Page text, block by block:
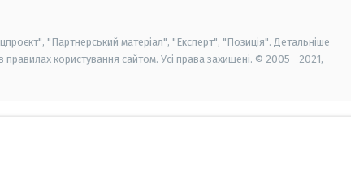
"Партнерський матеріал", "Експерт", "Позиція". Детальніше
користування сайтом. Усі права захищені. © 2005—2021,